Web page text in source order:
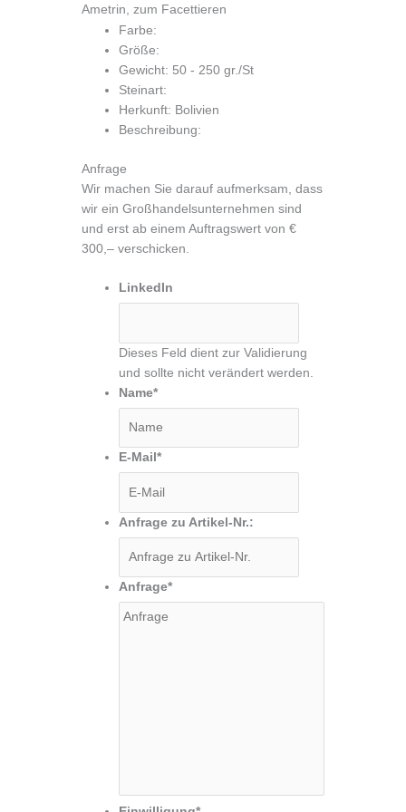
Ametrin, zum Facettieren
Farbe:
Größe:
Gewicht: 50 - 250 gr./St
Steinart:
Herkunft: Bolivien
Beschreibung:
Anfrage
Wir machen Sie darauf aufmerksam, dass
wir ein Großhandelsunternehmen sind
und erst ab einem Auftragswert von €
300,– verschicken.
LinkedIn
Dieses Feld dient zur Validierung
und sollte nicht verändert werden.
Name*
E-Mail *
Anfrage zu Artikel-Nr.:
Anfrage*